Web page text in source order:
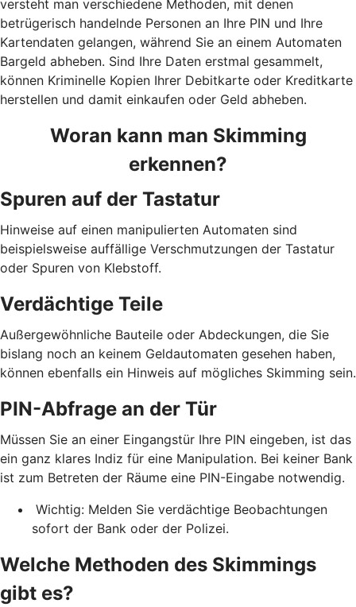
versteht man verschiedene Methoden, mit denen
betrügerisch handelnde Personen an Ihre PIN und Ihre
Kartendaten gelangen, während Sie an einem Automaten
Bargeld abheben. Sind Ihre Daten erstmal gesammelt,
können Kriminelle Kopien Ihrer Debitkarte oder Kreditkarte
herstellen und damit einkaufen oder Geld abheben.
Woran kann man Skimming
erkennen?
Spuren auf der Tastatur
Hinweise auf einen manipulierten Automaten sind
beispielsweise auffällige Verschmutzungen der Tastatur
oder Spuren von Klebstoff.
Verdächtige Teile
Außergewöhnliche Bauteile oder Abdeckungen, die Sie
bislang noch an keinem Geldautomaten gesehen haben,
können ebenfalls ein Hinweis auf mögliches Skimming sein.
PIN-Abfrage an der Tür
Müssen Sie an einer Eingangstür Ihre PIN eingeben, ist das
ein ganz klares Indiz für eine Manipulation. Bei keiner Bank
ist zum Betreten der Räume eine PIN-Eingabe notwendig.
Wichtig: Melden Sie verdächtige Beobachtungen
sofort der Bank oder der Polizei.
Welche Methoden des Skimmings
gibt es?